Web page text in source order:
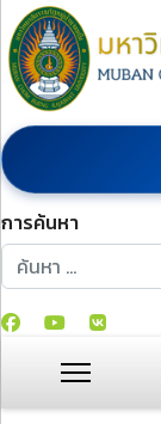
การค้นหา
การค้นหา